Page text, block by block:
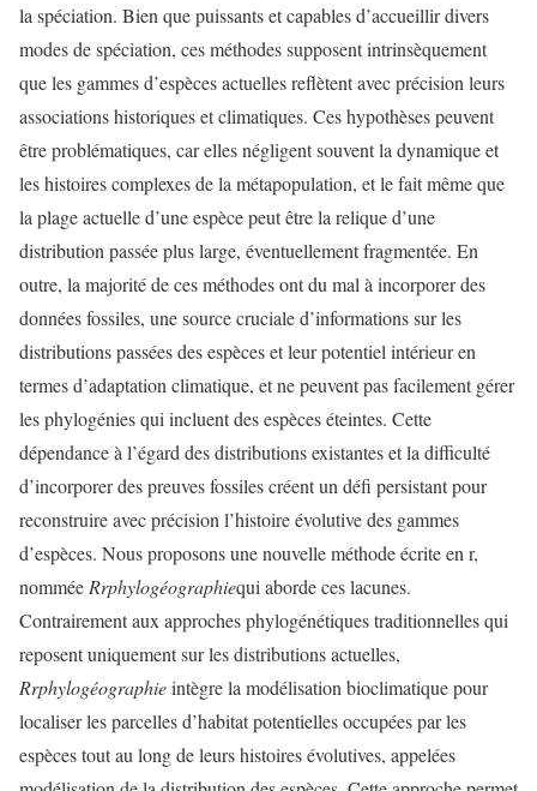
la spéciation. Bien que puissants et capables d’accueillir divers
modes de spéciation, ces méthodes supposent intrinsèquement
que les gammes d’espèces actuelles reflètent avec précision leurs
associations historiques et climatiques. Ces hypothèses peuvent
être problématiques, car elles négligent souvent la dynamique et
les histoires complexes de la métapopulation, et le fait même que
la plage actuelle d’une espèce peut être la relique d’une
distribution passée plus large, éventuellement fragmentée. En
outre, la majorité de ces méthodes ont du mal à incorporer des
données fossiles, une source cruciale d’informations sur les
distributions passées des espèces et leur potentiel intérieur en
termes d’adaptation climatique, et ne peuvent pas facilement gérer
les phylogénies qui incluent des espèces éteintes. Cette
dépendance à l’égard des distributions existantes et la difficulté
d’incorporer des preuves fossiles créent un défi persistant pour
reconstruire avec précision l’histoire évolutive des gammes
d’espèces. Nous proposons une nouvelle méthode écrite en r,
nommée Rrphylogéographiequi aborde ces lacunes.
Contrairement aux approches phylogénétiques traditionnelles qui
reposent uniquement sur les distributions actuelles,
Rrphylogéographieintègre la modélisation bioclimatique pour
localiser les parcelles d’habitat potentielles occupées par les
espèces tout au long de leurs histoires évolutives, appelées